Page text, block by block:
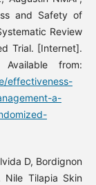
and Safety of
Review
Trial. [Internet].
from:
effectiveness-
a-
D, Bordignon
Nile Tilapia Skin